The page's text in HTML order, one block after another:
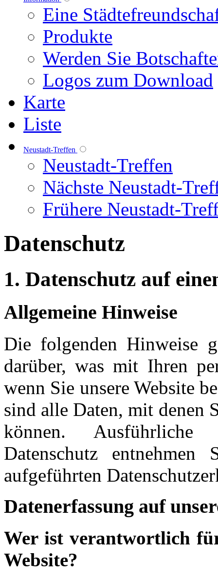
Eine
Produkte
Werden Sie
Logos zum Download
Karte
Liste
Neustadt-Treffen
Neustadt-Treffen
Nächste Neustadt-
Frühere Neustadt-
Datenschutz
1. Datenschutz auf
Allgemeine Hinweise
Die folgenden Hinweise
darüber, was mit Ihren
wenn Sie unsere Website
sind alle Daten, mit denen
können.
Datenschutz
aufgeführten
Datenerfassung auf
Wer ist verantwortlich
Website?